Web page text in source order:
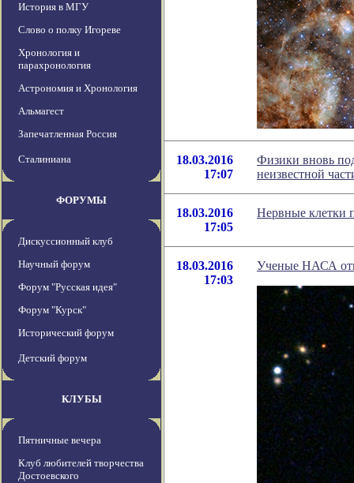
История в МГУ
Слово о полку Игореве
Хронология и
парахронология
Астрономия и Хронология
Альмагест
Запечатленная Россия
Сталиниана
ФОРУМЫ
Дискуссионный клуб
Научный форум
Форум "Русская идея"
Форум "Курск"
Исторический форум
Детский форум
КЛУБЫ
Пятничные вечера
Клуб любителей творчества
Достоевского
18.03.2016
17:07
Физики вновь
неизвестной
18.03.2016
17:05
Нервные клетки
18.03.2016
17:03
Ученые НАСА